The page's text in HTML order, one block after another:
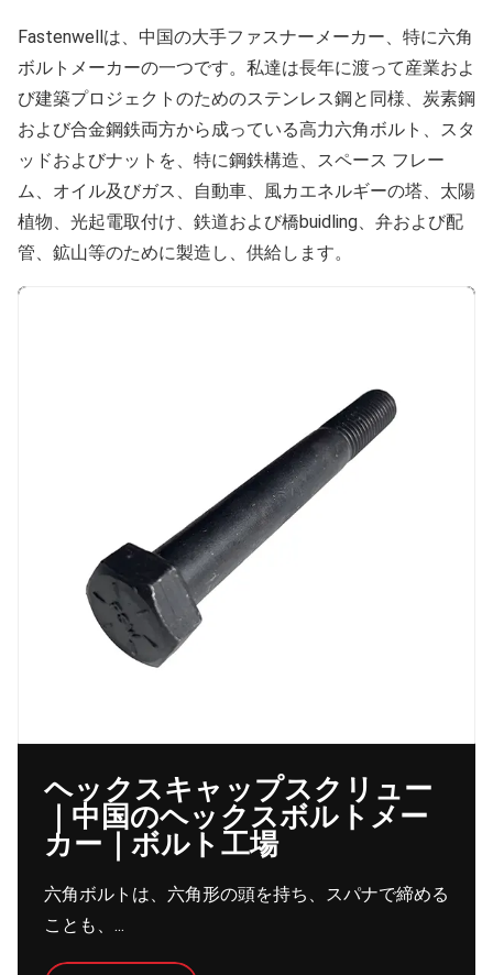
Fastenwellは、中国の大手ファスナーメーカー、特に六角
ボルトメーカーの一つです。私達は長年に渡って産業およ
び建築プロジェクトのためのステンレス鋼と同様、炭素鋼
および合金鋼鉄両方から成っている高力六角ボルト、スタ
ッドおよびナットを、特に鋼鉄構造、スペース フレー
ム、オイル及びガス、自動車、風カエネルギーの塔、太陽
植物、光起電取付け、鉄道および橋buidling、弁および配
管、鉱山等のために製造し、供給します。
ヘックスキャップスクリュー
｜中国のヘックスボルトメー
カー｜ボルト工場
六角ボルトは、六角形の頭を持ち、スパナで締める
ことも、...